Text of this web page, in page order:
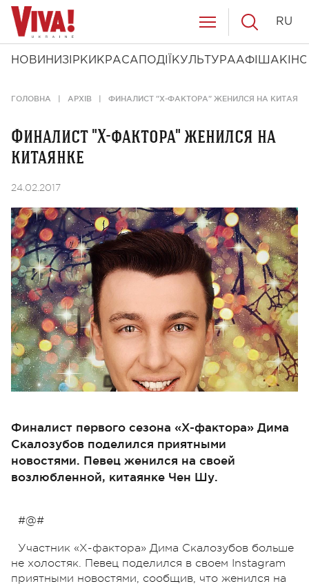
НОВИНИ ЗІРКИ КРАСА ПОДІЇ КУЛЬТУРААФІША КІНО
RU
ГОЛОВНА АРХІВ ФИНАЛИСТ "Х-ФАКТОРА" ЖЕНИЛСЯ НА
Финалист "Х-фактора" женился на
китаянке
24.02.2017
Финалист первого сезона «Х-фактора» Дима
Скалозубов поделился приятными
новостями. Певец женился на своей
возлюбленной, китаянке Чен Шу.
#@#
Участник «Х-фактора» Дима Скалозубов больше
не холостяк. Певец поделился в своем Instagram
приятными новостями, сообщив, что женился на